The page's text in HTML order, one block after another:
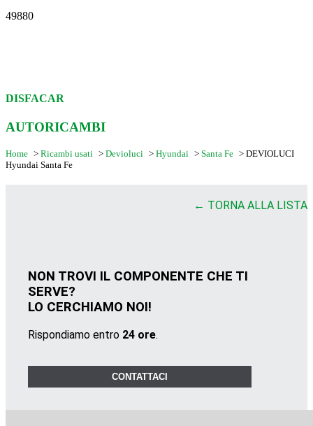
49880
DISFACAR
AUTORICAMBI
Home > Ricambi usati > Devioluci > Hyundai > Santa Fe > DEVIOLUCI
Hyundai Santa Fe
← TORNA ALLA LISTA
NON TROVI IL COMPONENTE CHE TI
SERVE?
LO CERCHIAMO NOI!
Rispondiamo entro 24 ore.
CONTATTACI